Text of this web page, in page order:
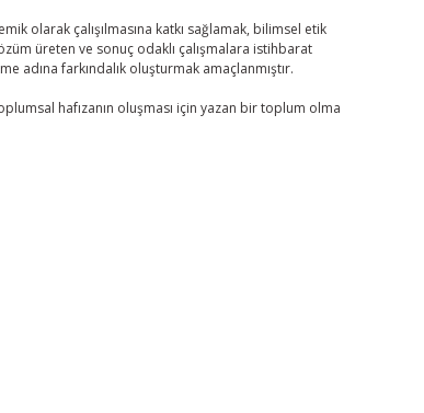
olarak çalışılmasına katkı sağlamak, bilimsel etik
üreten ve sonuç odaklı çalışmalara istihbarat
adına farkındalık oluşturmak amaçlanmıştır.
hafızanın oluşması için yazan bir toplum olma